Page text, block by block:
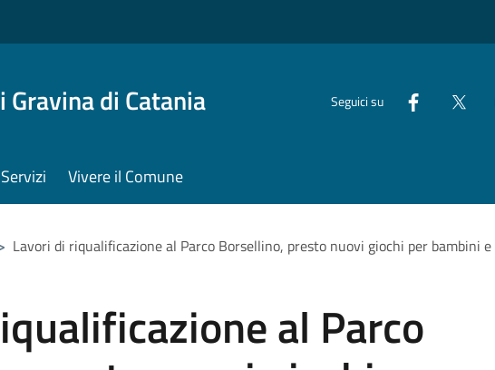
Gravina di Catania Seguici su
Servizi Vivere il Comune
Lavori di riqualificazione al Parco Borsellino, presto nuovi giochi per bambini
al Parco